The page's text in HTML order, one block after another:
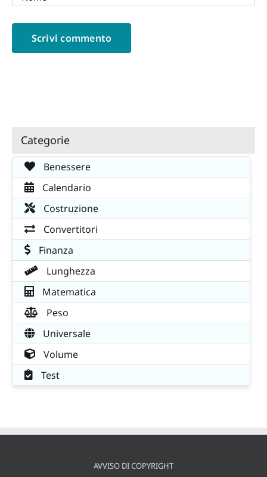
Categorie
Benessere
Calendario
Costruzione
Convertitori
Finanza
Lunghezza
Matematica
Peso
Universale
Volume
Test
AVVISO DI COPYRIGHT